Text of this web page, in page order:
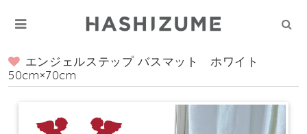
エンジェルステップ バスマット ホワイト
50cm×70cm